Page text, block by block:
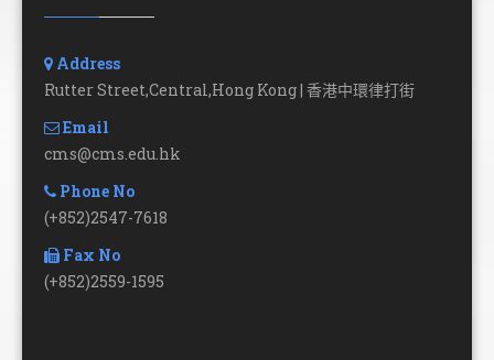
Address
Rutter Street,Central,Hong Kong | 香港中環律打街
Email
cms@cms.edu.hk
Phone No
(+852)2547-7618
Fax No
(+852)2559-1595